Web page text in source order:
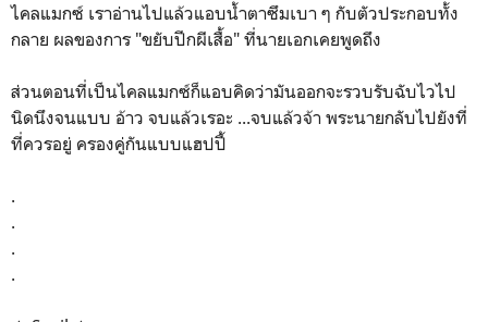
ไคลแมกซ์ เราอ่านไปแล้วแอบน้ำตาซึมเบา ๆ กับตัวประกอบทั้ง
กลาย ผลของการ "ขยับปีกผีเสื้อ" ที่นายเอกเคยพูดถึง
ส่วนตอนที่เป็นไคลแมกซ์ก็แอบคิดว่ามันออกจะรวบรับฉับไวไป
นิดนึงจนแบบ อ้าว จบแล้วเรอะ ...จบแล้วจ้า พระนายกลับไปยังที่
ที่ควรอยู่ ครองคู่กันแบบแฮปปี้
.
.
.
.